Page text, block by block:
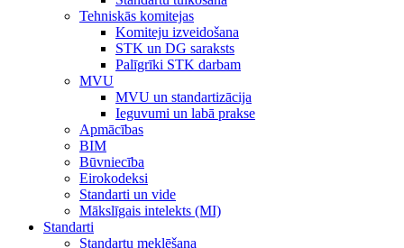
Tehniskās komitejas
Komiteju izveidošana
STK un DG saraksts
Palīgrīki STK darbam
MVU
MVU un standartizācija
Ieguvumi un labā prakse
Apmācības
BIM
Būvniecība
Eirokodeksi
Standarti un vide
Mākslīgais intelekts (MI)
Standarti
Standartu meklēšana